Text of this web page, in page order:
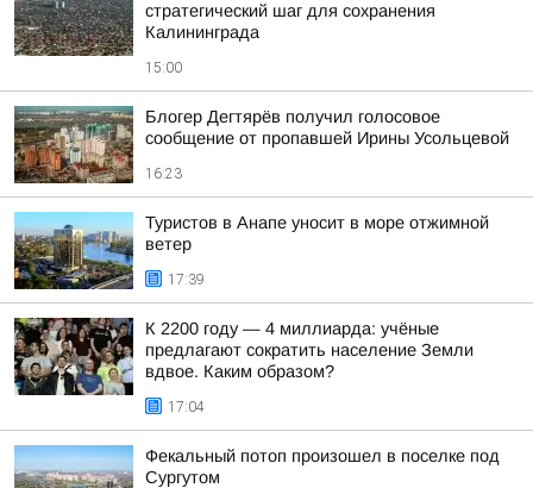
стратегический шаг для сохранения
Калининграда
15:00
Блогер Дегтярёв получил голосовое
сообщение от пропавшей Ирины Усольцевой
16:23
Туристов в Анапе уносит в море отжимной
ветер
17:39
К 2200 году — 4 миллиарда: учёные
предлагают сократить население Земли
вдвое. Каким образом?
17:04
Фекальный потоп произошел в поселке под
Сургутом